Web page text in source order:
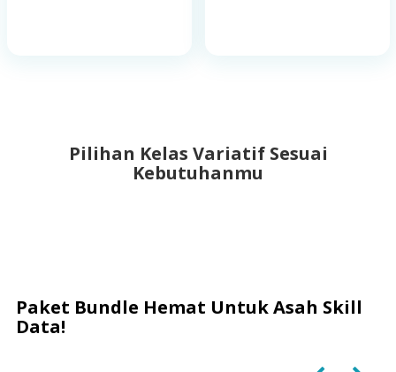
Pilihan Kelas Variatif Sesuai
Kebutuhanmu
Paket Bundle Hemat Untuk Asah Skill
Data!